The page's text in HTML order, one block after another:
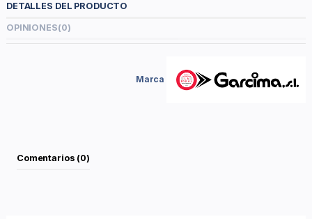
DETALLES DEL PRODUCTO
OPINIONES(0)
Marca
Comentarios (0)